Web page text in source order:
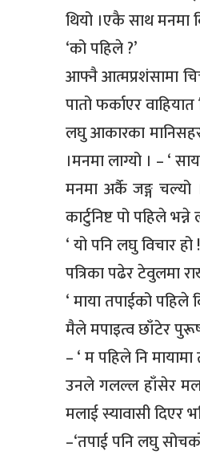
थियो ।एकै साथ मनमा
‘को पहिले ?’
आफ्नै आत्मप्रशंसामा
पातो फर्काएर
लघु आकारका
।मनमा लाग्यो । – ‘
मनमा अर्कै जङ्ग
कार्टुनिष्ट पो पहिले
‘ यो पनि लघु विचार हो
पत्रिका पढेर टेवुलमा
‘ माया तपाईको पहिले
मैले मपाइत्व छाँटेर
– ‘ म पहिले नि मायामा
उनले गलल्ल हाँसेर
मलाई स्यावासी दिएर
–‘तपाई पनि लघु